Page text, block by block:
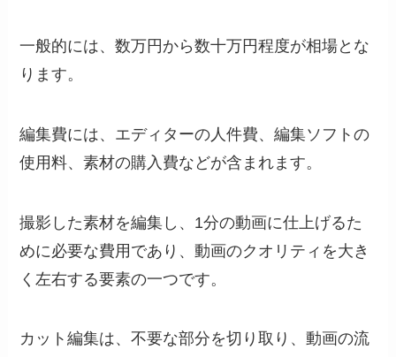
一般的には、数万円から数十万円程度が相場とな
ります。
編集費には、エディターの人件費、編集ソフトの
使用料、素材の購入費などが含まれます。
撮影した素材を編集し、1分の動画に仕上げるた
めに必要な費用であり、動画のクオリティを大き
く左右する要素の一つです。
カット編集は、不要な部分を切り取り、動画の流